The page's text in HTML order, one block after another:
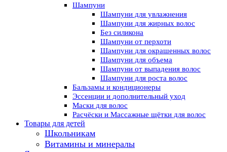
Шампуни
Шампуни для увлажнения
Шампуни для жирных волос
Без силикона
Шампуни от перхоти
Шампуни для окрашенных волос
Шампуни для объема
Шампуни от выпадения волос
Шампуни для роста волос
Бальзамы и кондиционеры
Эссенции и дополнительный уход
Маски для волос
Расчёски и Массажные щётки для волос
Товары для детей
Школьникам
Витамины и минералы